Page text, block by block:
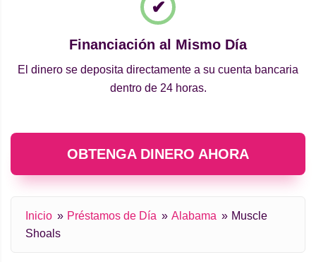
Financiación al Mismo Día
El dinero se deposita directamente a su cuenta bancaria
dentro de 24 horas.
OBTENGA DINERO AHORA
Inicio Préstamos de Día Alabama
Muscle
Shoals